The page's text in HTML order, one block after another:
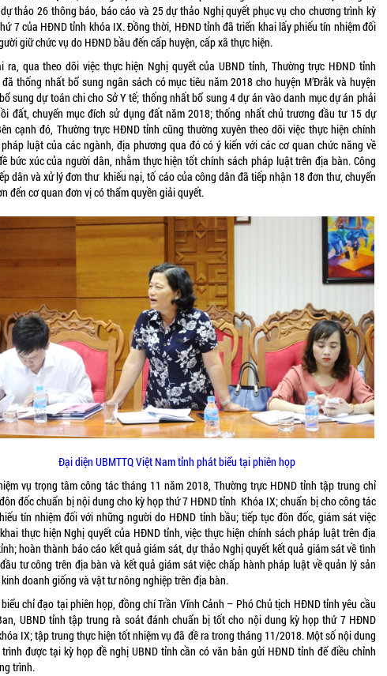
thảo 26 thông báo, báo cáo và 25 dự thảo Nghị quyết phục vụ cho chương trình kỳ
7 của HĐND tỉnh khóa IX. Đồng thời, HĐND tỉnh đã triển khai lấy phiếu tín nhiệm đối
giữ chức vụ do HĐND bầu đến cấp huyện, cấp xã thực hiện.
ra, qua theo dõi việc thực hiện Nghị quyết của UBND tỉnh, Thường trực HĐND tỉnh
thống nhất bổ sung ngân sách có mục tiêu năm 2018 cho huyện M’Đrắk và huyện
sung dự toán chi cho Sở Y tế; thống nhất bổ sung 4 dự án vào danh mục dự án phải
đất, chuyển mục đích sử dụng đất năm 2018; thống nhất chủ trương đầu tư 15 dự
cạnh đó, Thường trực HĐND tỉnh cũng thường xuyên theo dõi việc thực hiện chính
luật của các ngành, địa phương qua đó có ý kiến với các cơ quan chức năng về
bức xúc của người dân, nhằm thực hiện tốt chính sách pháp luật trên địa bàn. Công
dân và xử lý đơn thư khiếu nại, tố cáo của công dân đã tiếp nhận 18 đơn thư, chuyển
đến cơ quan đơn vị có thẩm quyền giải quyết.
Đại diện UBMTTQ Việt Nam tỉnh phát biểu tại phiên họp
vụ trọng tâm công tác tháng 11 năm 2018, Thường trực HDND tỉnh tập trung chỉ
đốc chuẩn bị nội dung cho kỳ họp thứ 7 HĐND tỉnh Khóa IX; chuẩn bị cho công tác
tín nhiệm đối với những người do HĐND tỉnh bầu; tiếp tục đôn đốc, giám sát việc
thực hiện Nghị quyết của HĐND tỉnh, việc thực hiện chính sách pháp luật trên địa
hoàn thành báo cáo kết quả giám sát, dự thảo Nghị quyết kết quả giám sát về tình
tư công trên địa bàn và kết quả giám sát việc chấp hành pháp luật về quản lý sản
doanh giống và vật tư nông nghiệp trên địa bàn.
chỉ đạo tại phiên họp, đồng chí Trần Vĩnh Cảnh – Phó Chủ tịch HĐND tỉnh yêu cầu
UBND tỉnh tập trung rà soát đánh chuẩn bị tốt cho nội dung kỳ họp thứ 7 HĐND
IX; tập trung thực hiện tốt nhiệm vụ đã đề ra trong tháng 11/2018. Một số nội dung
được tại kỳ họp đề nghị UBND tỉnh cần có văn bản gửi HĐND tỉnh để điều chỉnh
trình.